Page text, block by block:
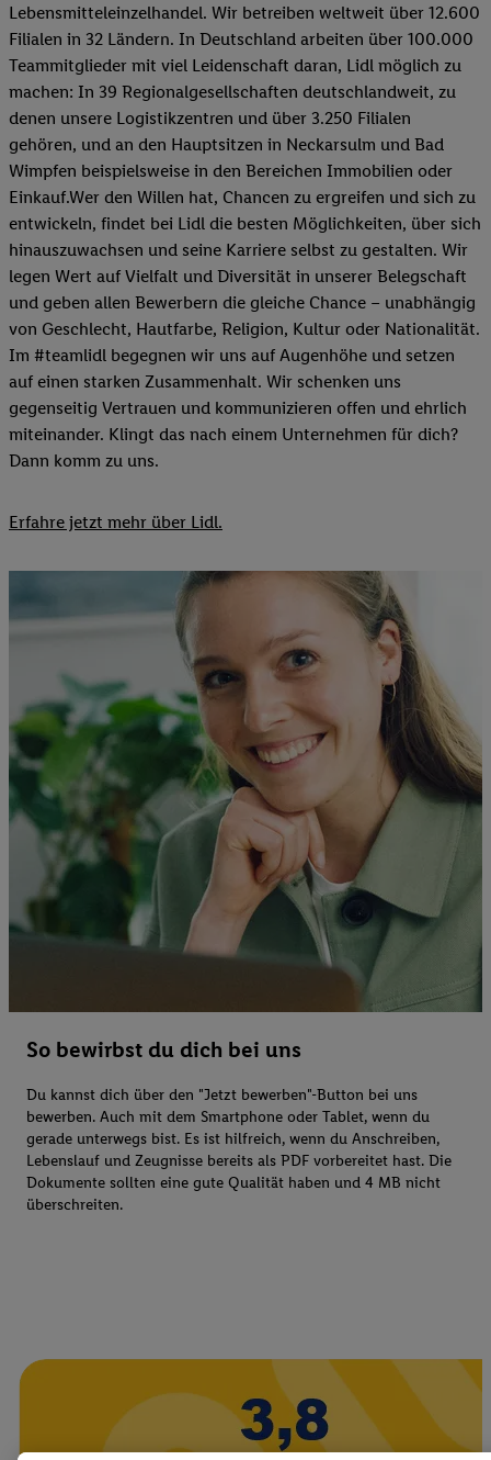
Lebensmitteleinzelhandel. Wir betreiben weltweit über 12.600
Filialen in 32 Ländern. In Deutschland arbeiten über 100.000
Teammitglieder mit viel Leidenschaft daran, Lidl möglich zu
machen: In 39 Regionalgesellschaften deutschlandweit, zu
denen unsere Logistikzentren und über 3.250 Filialen
gehören, und an den Hauptsitzen in Neckarsulm und Bad
Wimpfen beispielsweise in den Bereichen Immobilien oder
Einkauf.Wer den Willen hat, Chancen zu ergreifen und sich zu
entwickeln, findet bei Lidl die besten Möglichkeiten, über sich
hinauszuwachsen und seine Karriere selbst zu gestalten. Wir
legen Wert auf Vielfalt und Diversität in unserer Belegschaft
und geben allen Bewerbern die gleiche Chance – unabhängig
von Geschlecht, Hautfarbe, Religion, Kultur oder Nationalität.
Im #teamlidl begegnen wir uns auf Augenhöhe und setzen
auf einen starken Zusammenhalt. Wir schenken uns
gegenseitig Vertrauen und kommunizieren offen und ehrlich
miteinander. Klingt das nach einem Unternehmen für dich?
Dann komm zu uns.​
Erfahre jetzt mehr über Lidl.
So bewirbst du dich bei uns
Du kannst dich über den "Jetzt bewerben"-Button bei uns
bewerben. Auch mit dem Smartphone oder Tablet, wenn du
gerade unterwegs bist. Es ist hilfreich, wenn du Anschreiben,
Lebenslauf und Zeugnisse bereits als PDF vorbereitet hast. Die
Dokumente sollten eine gute Qualität haben und 4 MB nicht
überschreiten.